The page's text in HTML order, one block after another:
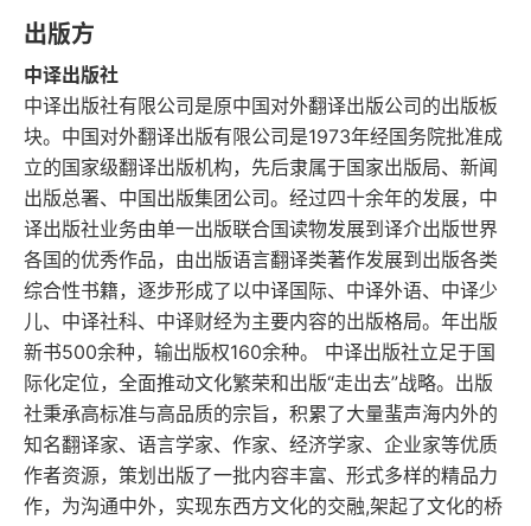
5 一致行动给团队带来的巨大力量
第六章 用行为塑造全新的自我
1 改变你的行为就能改变你的性格
2 高能量姿势让你更自信
3 人靠衣装是真理
4 人性中的善良天使与邪恶魔鬼
5 相信的力量让你更年轻
结语 装假成真，成为你想成为的任何人
致谢
出版方
中译出版社
中译出版社有限公司是原中国对外翻译出版公司的出版板
块。中国对外翻译出版有限公司是1973年经国务院批准成
立的国家级翻译出版机构，先后隶属于国家出版局、新闻
出版总署、中国出版集团公司。经过四十余年的发展，中
译出版社业务由单一出版联合国读物发展到译介出版世界
各国的优秀作品，由出版语言翻译类著作发展到出版各类
综合性书籍，逐步形成了以中译国际、中译外语、中译少
儿、中译社科、中译财经为主要内容的出版格局。年出版
新书500余种，输出版权160余种。 中译出版社立足于国
际化定位，全面推动文化繁荣和出版“走出去”战略。出版
社秉承高标准与高品质的宗旨，积累了大量蜚声海内外的
知名翻译家、语言学家、作家、经济学家、企业家等优质
作者资源，策划出版了一批内容丰富、形式多样的精品力
作，为沟通中外，实现东西方文化的交融,架起了文化的桥